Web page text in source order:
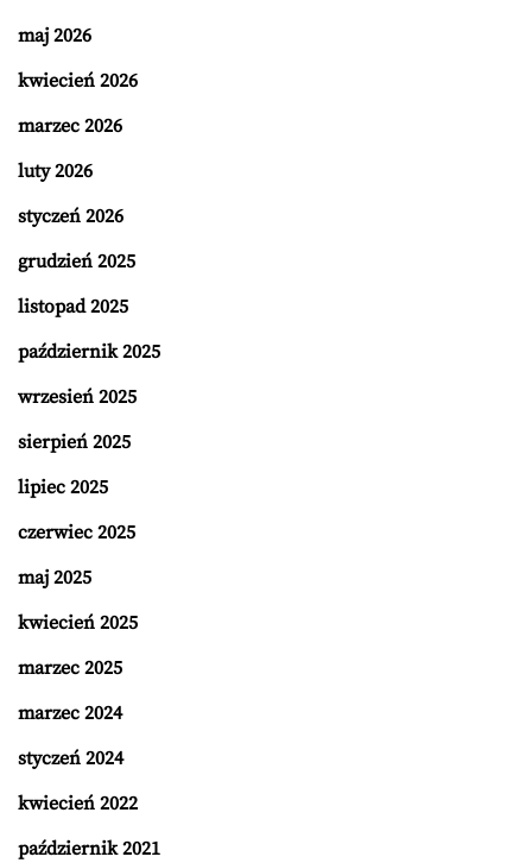
maj 2026
kwiecień 2026
marzec 2026
luty 2026
styczeń 2026
grudzień 2025
listopad 2025
październik 2025
wrzesień 2025
sierpień 2025
lipiec 2025
czerwiec 2025
maj 2025
kwiecień 2025
marzec 2025
marzec 2024
styczeń 2024
kwiecień 2022
październik 2021